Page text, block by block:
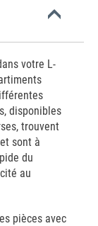
votre L-
disponibles
trouvent
sont à
du
au
pièces avec